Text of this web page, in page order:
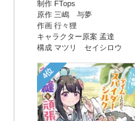
制作 FTops
原作 三嶋 与夢
作画 行々狸
キャラクター原案 孟達
構成 マツリ セイシロウ
4位